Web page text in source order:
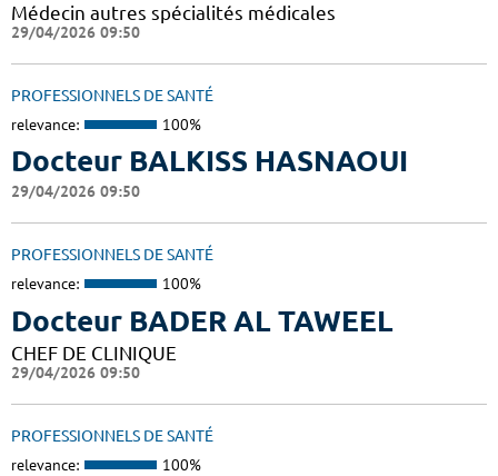
Médecin autres spécialités médicales
29/04/2026 09:50
PROFESSIONNELS DE SANTÉ
relevance: 100%
Docteur BALKISS HASNAOUI
29/04/2026 09:50
PROFESSIONNELS DE SANTÉ
relevance: 100%
Docteur BADER AL TAWEEL
CHEF DE CLINIQUE
29/04/2026 09:50
PROFESSIONNELS DE SANTÉ
relevance: 100%